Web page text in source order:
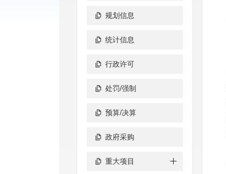
规划信息
统计信息
行政许可
处罚/强制
预算/决算
政府采购
重大项目